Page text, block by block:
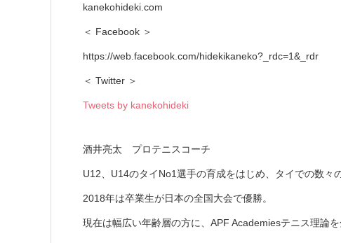
kanekohideki.com
＜ Facebook ＞
https://web.facebook.com/hidekikaneko?_rdc=1&_rdr
＜ Twitter ＞
Tweets by kanekohideki
酒井亮太 プロテニスコーチ
U12、U14のタイNo1選手の育成をはじめ、タイでの数々
2018年は卒業生が日本の全国大会で優勝。
現在は幅広い年齢層の方に、APF Academiesテニス理論